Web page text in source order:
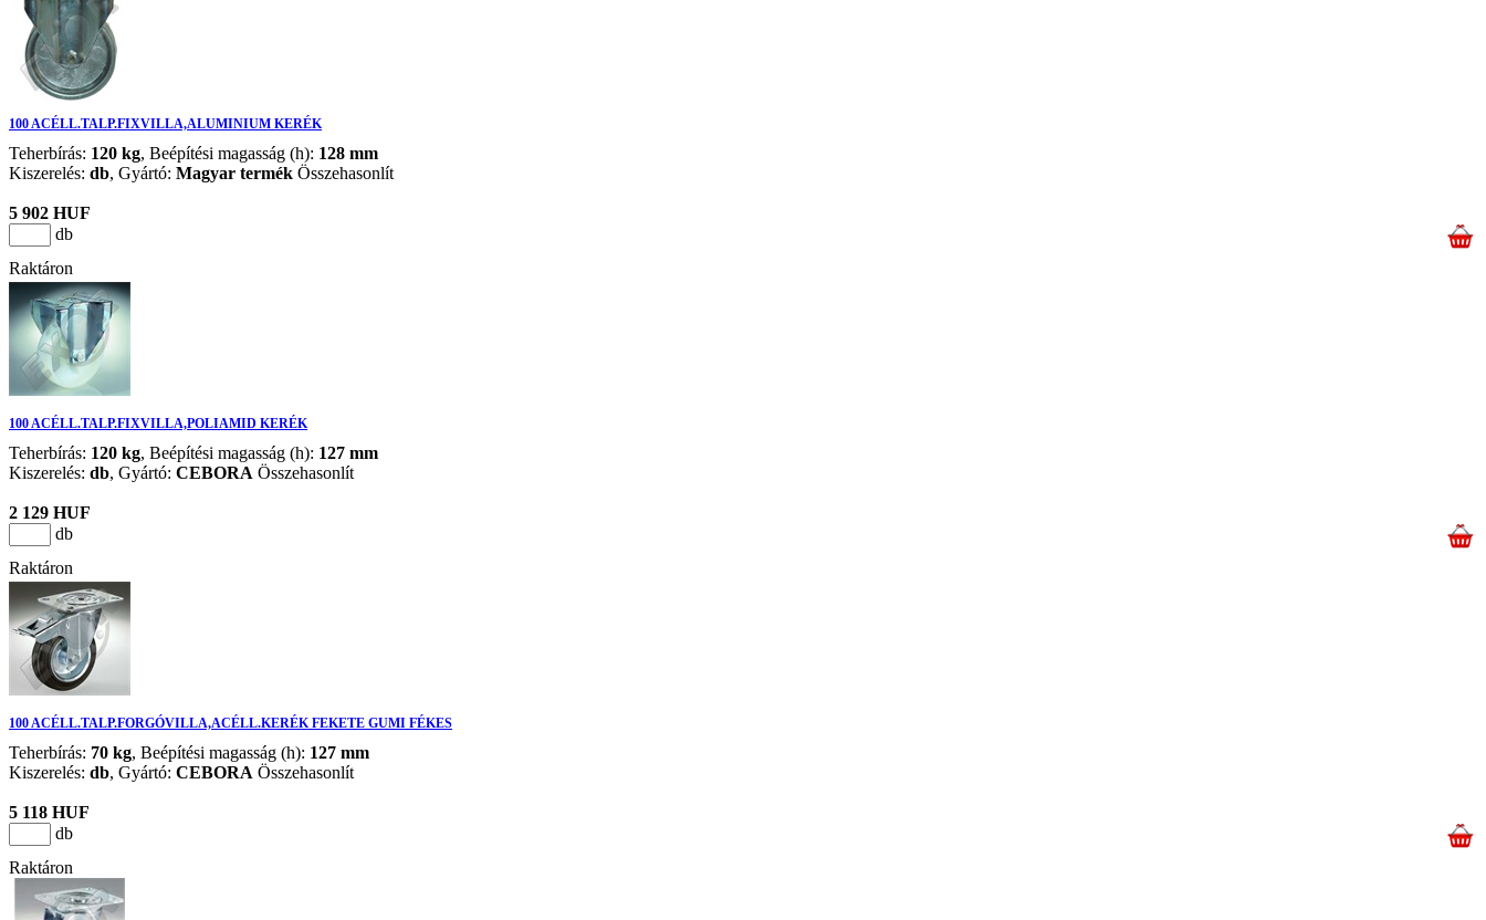
100 ACÉLL.TALP.FIXVILLA,ALUMINIUM KERÉK
Teherbírás: 120 kg, Beépítési magasság (h): 128 mm
Kiszerelés: db, Gyártó: Magyar termék Összehasonlít
5 902 HUF
db
Raktáron
100 ACÉLL.TALP.FIXVILLA,POLIAMID KERÉK
Teherbírás: 120 kg, Beépítési magasság (h): 127 mm
Kiszerelés: db, Gyártó: CEBORA Összehasonlít
2 129 HUF
db
Raktáron
100 ACÉLL.TALP.FORGÓVILLA,ACÉLL.KERÉK FEKETE GUMI FÉKES
Teherbírás: 70 kg, Beépítési magasság (h): 127 mm
Kiszerelés: db, Gyártó: CEBORA Összehasonlít
5 118 HUF
db
Raktáron